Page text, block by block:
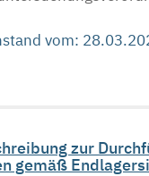
vom:
zur
gemäß